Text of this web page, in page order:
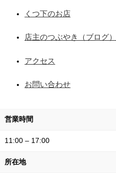
くつ下のお店
店主のつぶやき（ブログ）
アクセス
お問い合わせ
営業時間
11:00 – 17:00
所在地